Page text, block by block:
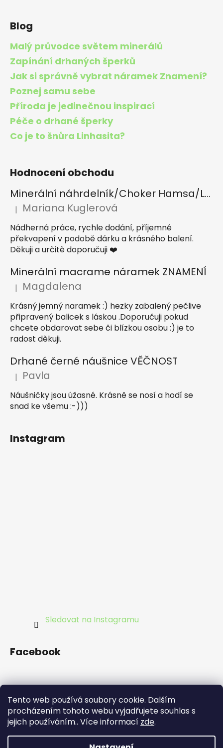
Tento web používá soubory cookie. Dalším
procházením tohoto webu vyjadřujete souhlas s
jejich používáním.. Více informací zde.
Blog
Malý průvodce světem minerálů
Zapínání drhaných šperků
Jak si správně vybrat náramek Znamení?
Poznej samu sebe
Příroda je jedinečnou inspirací
Péče o drhané šperky
Co je to šnůra Linhasita?
Hodnocení obchodu
Minerální náhrdelník/Choker Hamsa/Lapis lazuli, Tygří oko, Apatit
Hodnocení produktu je 5 z 5 hvězdiček.
| Mariana Kuglerová
Nádherná práce, rychle dodání, příjemné
překvapení v podobě dárku a krásného balení.
Děkuji a určitě doporučuji ❤️
Minerální macrame náramek ZNAMENÍ
Hodnocení produktu je 5 z 5 hvězdiček.
| Magdalena
Krásný jemný naramek :) hezky zabalený pečlive
připravený balicek s láskou .Doporučuji pokud
chcete obdarovat sebe či blízkou osobu :) je to
radost děkuji.
Drhané černé náušnice VĚČNOST
Hodnocení produktu je 5 z 5 hvězdiček.
| Pavla
Náušničky jsou úžasné. Krásně se nosí a hodí se
snad ke všemu :-)))
Instagram
Sledovat na Instagramu
Facebook
©DrhneTo